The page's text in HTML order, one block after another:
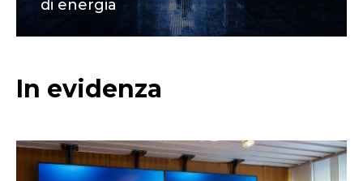
di energia
In evidenza